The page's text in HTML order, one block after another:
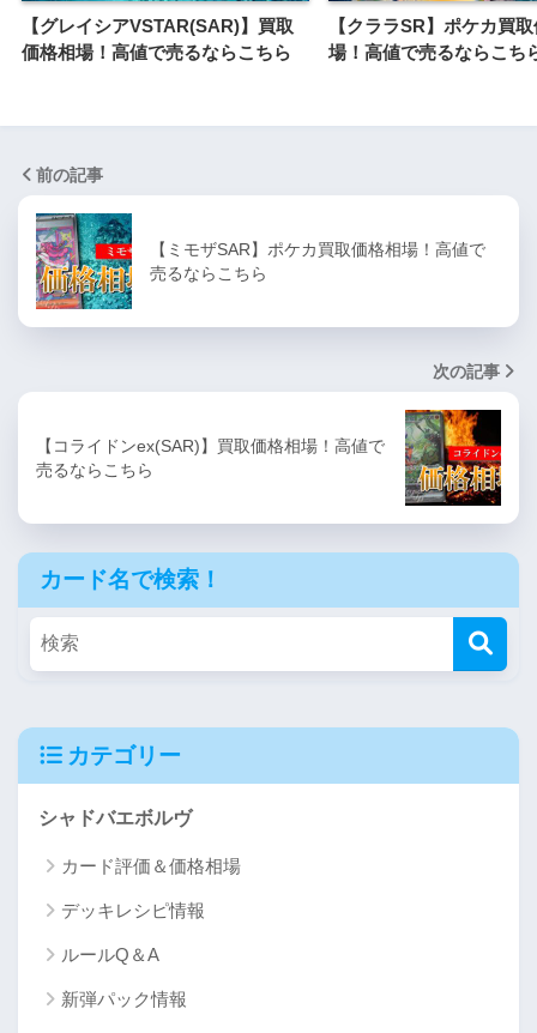
【グレイシアVSTAR(SAR)】買取
価格相場！高値で売るならこちら
【クララSR】ポケカ買
場！高値で売るならこち
前の記事
【ミモザSAR】ポケカ買取価格相場！高値で
売るならこちら
次の記事
【コライドンex(SAR)】買取価格相場！高値で
売るならこちら
カード名で検索！
カテゴリー
シャドバエボルヴ
カード評価＆価格相場
デッキレシピ情報
ルールQ＆A
新弾パック情報